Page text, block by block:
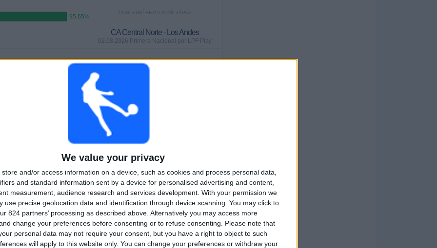
We value your privacy
store and/or access information on a device, such as cookies and process personal data,
and standard information sent by a device for personalised advertising and content,
measurement, audience research and services development. With your permission we
use precise geolocation data and identification through device scanning. You may click to
824 partners’ processing as described above. Alternatively you may access more
change your preferences before consenting or to refuse consenting.
Please note that
personal data may not require your consent, but you have a right to object to such
will apply to this website only. You can change your preferences or withdraw your
95,65%
POSLEDNÍ BEZPLATNÝ ZÁPAS
CA Central Norte - Los Andes
02.08.2026 Primera Nacional por LPF Play
bezplatného
zápasu
HRY
0
Po sobě jdoucí
placené
Soupeři
MAXIMÁLNÍ
2
VS San Miguel
CELKEM
1
Soutěže
Žebříček podle soutěží
Primera Nacional 23 (100%)
Zobrazit celý žebříček